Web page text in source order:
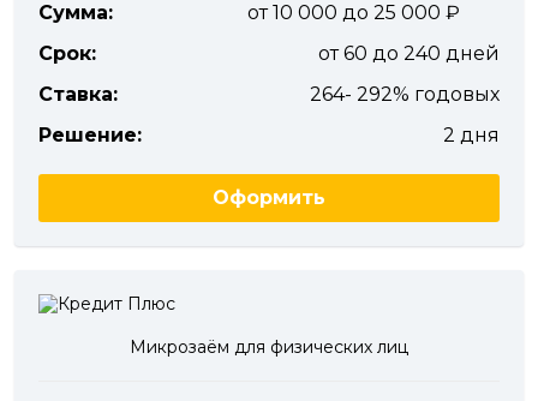
Сумма:
от 10 000 до 25 000
Срок:
от 60 до 240 дней
Ставка:
264- 292% годовых
Решение:
2 дня
Оформить
Микрозаём для физических лиц